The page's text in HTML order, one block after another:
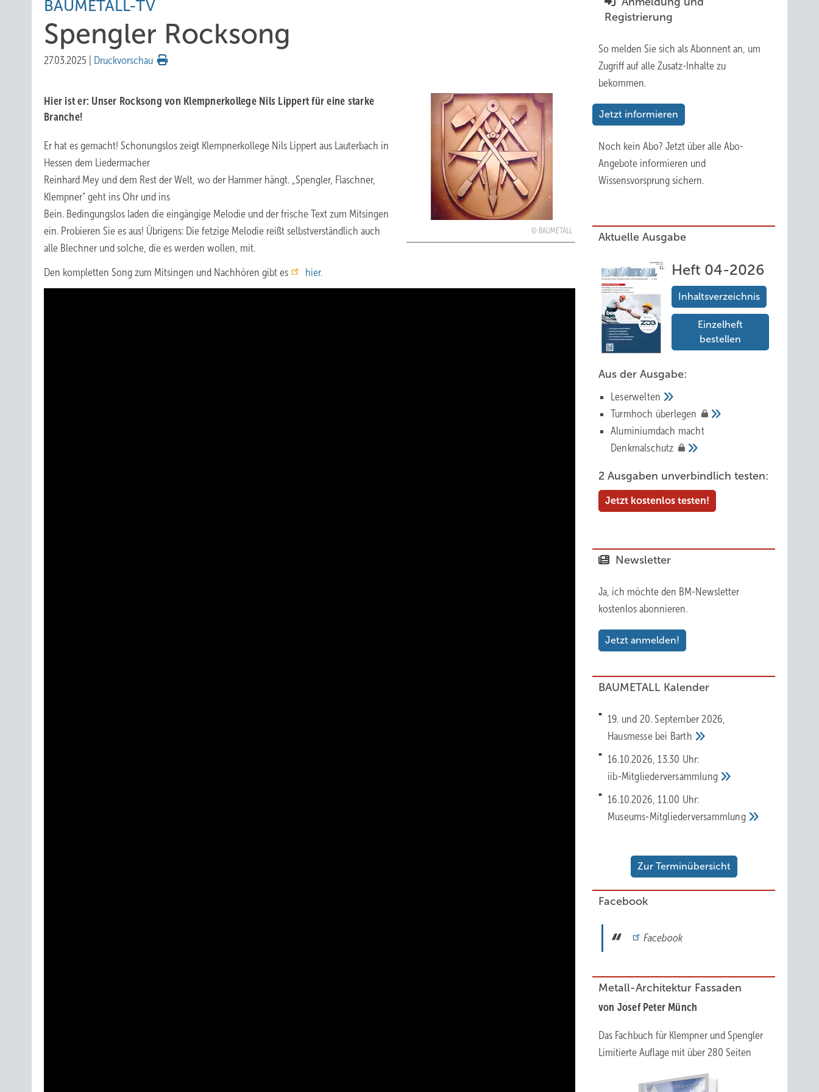
BAUMETALL-TV
Spengler Rocksong
27.03.2025 Druckvorschau
BAUMETALL
Hier ist er: Unser Rocksong von Klempnerkollege Nils Lippert für eine starke
Branche!
Er hat es gemacht! Schonungslos zeigt Klempnerkollege Nils Lippert aus Lauterbach in
Hessen dem Liedermacher
Reinhard Mey und dem Rest der Welt, wo der Hammer hängt. „Spengler, Flaschner,
Klempner“ geht ins Ohr und ins
Bein. Bedingungslos laden die eingängige Melodie und der frische Text zum Mitsingen
ein. Probieren Sie es aus! Übrigens: Die fetzige Melodie reißt selbstverständlich auch
alle Blechner und solche, die es werden wollen, mit.
Den kompletten Song zum Mitsingen und Nachhören gibt es
hier.
Registrierung
So melden Sie sich als Abonnent an, um
Zugriff auf alle Zusatz-Inhalte zu
bekommen.
Jetzt informieren
Noch kein Abo? Jetzt über alle Abo-
Angebote informieren und
Wissensvorsprung sichern.
Aktuelle Ausgabe
Heft 04-2026
Inhaltsverzeichnis
Einzelheft
bestellen
Aus der Ausgabe:
Leserwelten
Tur mhoch überlegen
Aluminiumdach macht
Denkmalschutz
2 Ausgaben unverbindlich testen:
Jetzt kostenlos testen!
Newsletter
Ja, ich möchte den BM-Newsletter
kostenlos abonnieren.
Jetzt anmelden!
BAUMETALL Kalender
19. und 20. September 2026,
Hausmesse bei Barth
16.10.2026, 13.30 Uhr:
iib-Mitgliederversammlung
16.10.2026, 11.00 Uhr:
Museums-Mitgliederversammlung
Zur Terminübersicht
Facebook
Facebook
Metall-Architektur Fassaden
von Josef Peter Münch
Das Fachbuch für Klempner und Spengler
Limitierte Auflage mit über 280 Seiten